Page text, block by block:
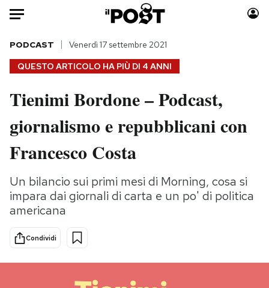
Auto
HOME
Italia
Politica
Tecnologia
Scienza
Cultura
Sport
Moda
Consumismi
Media
QUESTO ARTICOLO HA PIÙ DI 4 ANNI
PODCAST Venerdì 17 settembre 2021
Tienimi Bordone – Podcast,
giornalismo e repubblicani con
Francesco Costa
Un bilancio sui primi mesi di Morning, cosa si
impara dai giornali di carta e un po' di politica
americana
Condividi